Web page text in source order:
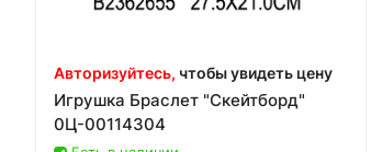
Авторизуйтесь, чтобы увидеть цену
Игрушка Браслет "Скейтборд"
0Ц-00114304